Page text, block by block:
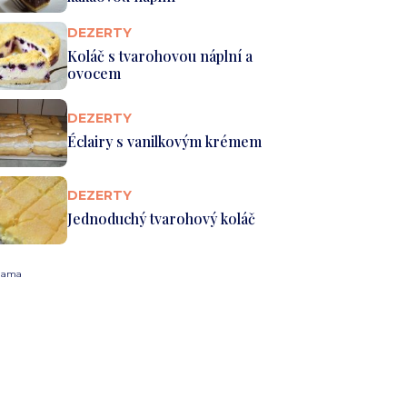
DEZERTY
Koláč s tvarohovou náplní a
ovocem
DEZERTY
Éclairy s vanilkovým krémem
DEZERTY
Jednoduchý tvarohový koláč